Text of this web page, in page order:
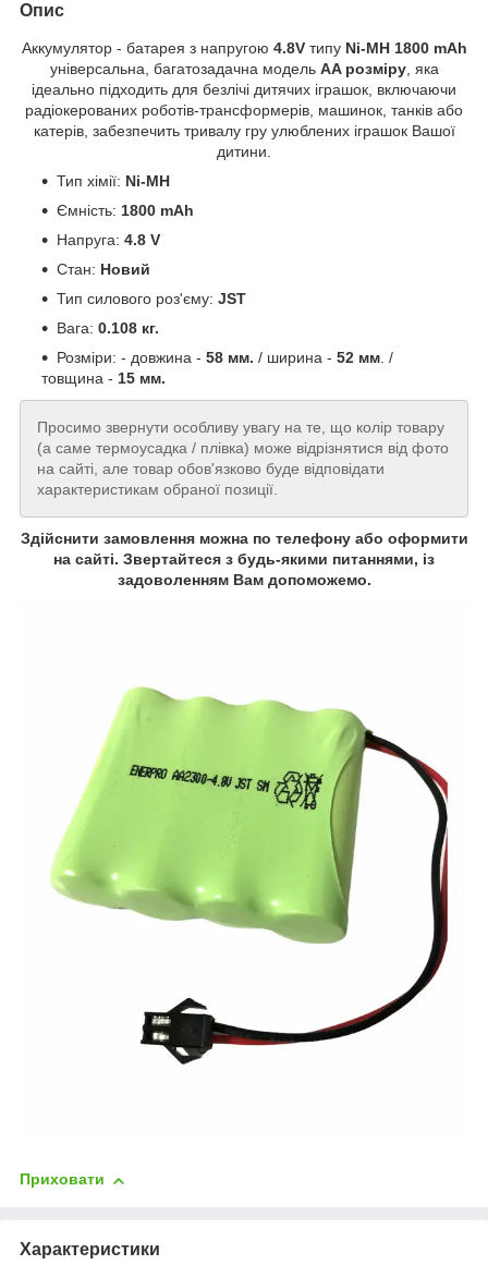
Опис
Аккумулятор - батарея з напругою 4.8Vтипу Ni-MH1800 mAh
універсальна, багатозадачна модель AA розміру, яка
ідеально підходить для безлічі дитячих іграшок, включаючи
радіокерованих роботів-трансформерів, машинок, танків або
катерів, забезпечить тривалу гру улюблених іграшок Вашої
дитини.
Тип хімії: Ni-MH
Ємність: 1800 mAh
Напруга: 4.8 V
Стан: Новий
Тип силового роз'єму: JST
Вага: 0.108 кг.
Розміри: - довжина - 58 мм. / ширина - 52 мм . /
товщина - 15 мм.
Просимо звернути особливу увагу на те, що колір товару
(а саме термоусадка / плівка) може відрізнятися від фото
на сайті, але товар обов'язково буде відповідати
характеристикам обраної позиції.
Здійснити замовлення можна по телефону або оформити
на сайті. Звертайтеся з будь-якими питаннями, із
задоволенням Вам допоможемо.
Приховати
Характеристики